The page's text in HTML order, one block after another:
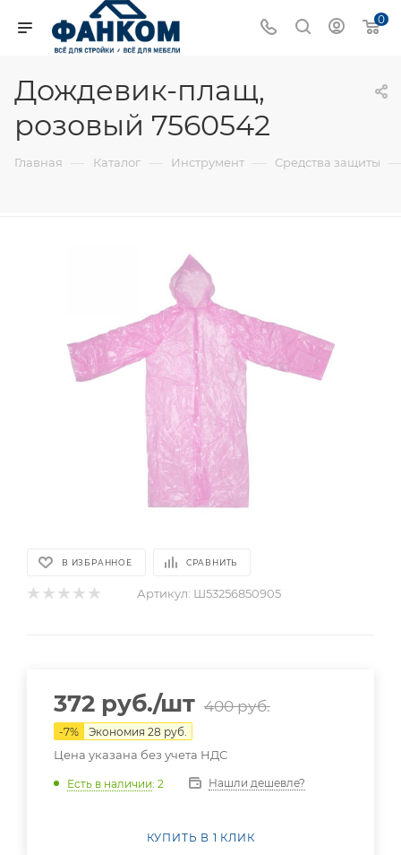
0
Дождевик-плащ,
розовый 7560542
Главная — Каталог — Инструмент — Средства защиты —
В ИЗБРАННОЕ СРАВНИТЬ
Артикул: Ш53256850905
372 руб./шт 400руб.
-7% Экономия 28 руб.
Цена указана без учета НДС
Есть в наличии: 2 Нашли дешевле?
КУПИТЬ В 1 КЛИК